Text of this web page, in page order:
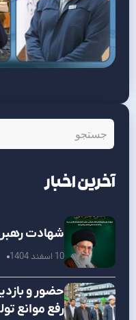
آخرین اخبار
شهادت رهبر
10 اسفند 1404
حضور و
رفع موانع